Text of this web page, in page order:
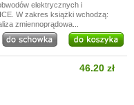
elektrycznych i
W zakres książki wchodzą:
zmiennoprądowa...
46.20 zł